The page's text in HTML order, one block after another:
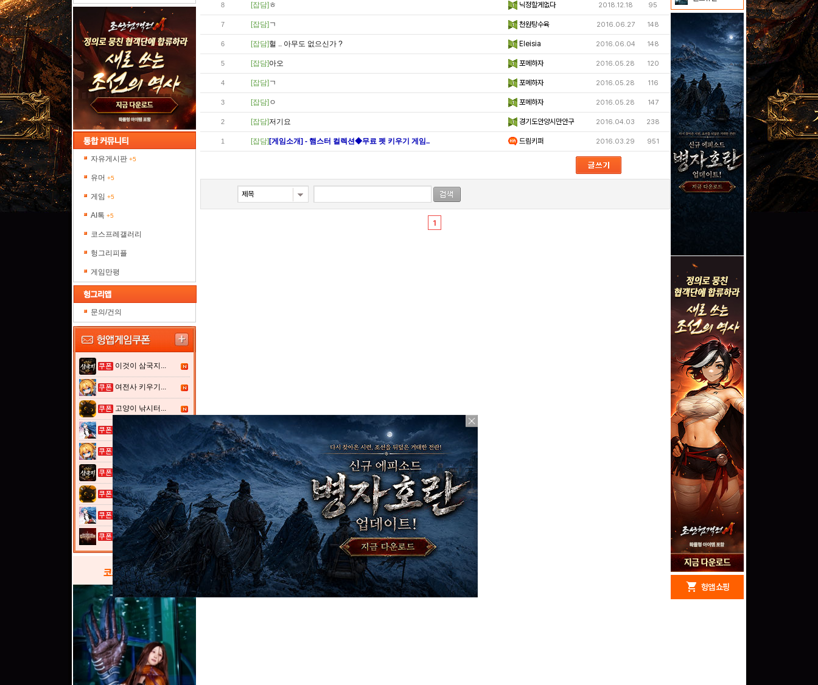
자유게시판 +5
유머 +5
게임 +5
AI톡 +5
코스프레갤러리
헝그리피플
게임만평
문의/건의
이것이 삼국지...
여전사 키우기...
고양이 낚시터...
열혈강호: 넥...
여전사 키우기...
이것이 삼국지...
고양이 낚시터...
열혈강호: 넥...
그레이 사가
코스프레갤러리
8 [잡담] ㅎ 닉정할게없다 2018.12.18 95
7 [잡담] ㄱ 천원탕수육 2016.06.27 148
6 [잡담]헐 .. 아무도 없으신가 ? Eleisia 2016.06.04 148
5 [잡담]아오 포메하자 2016.05.28 120
4 [잡담] ㄱ 포메하자 2016.05.28 116
3 [잡담] ㅇ 포메하자 2016.05.28 147
2 [잡담]저기요 경기도안양시만안구 2016.04.03 238
1 [잡담] [게임소개] - 햄스터 컬렉션◆무료 펫 키우기 게임.. 드림키퍼 2016.03.29 951
1
shopping_cart 헝앱 쇼핑